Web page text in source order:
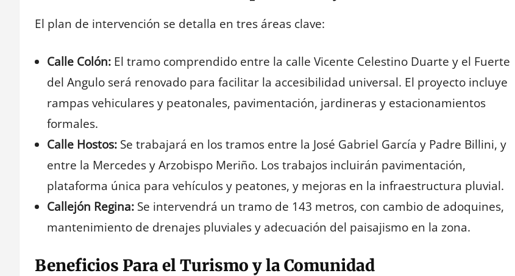
El plan de intervención se detalla en tres áreas clave:
Calle Colón: El tramo comprendido entre la calle Vicente Celestino Duarte y el Fuerte
del Angulo será renovado para facilitar la accesibilidad universal. El proyecto incluye
rampas vehiculares y peatonales, pavimentación, jardineras y estacionamientos
formales.
Calle Hostos: Se trabajará en los tramos entre la José Gabriel García y Padre Billini, y
entre la Mercedes y Arzobispo Meriño. Los trabajos incluirán pavimentación,
plataforma única para vehículos y peatones, y mejoras en la infraestructura pluvial.
Callejón Regina: Se intervendrá un tramo de 143 metros, con cambio de adoquines,
mantenimiento de drenajes pluviales y adecuación del paisajismo en la zona.
Beneficios Para el Turismo y la Comunidad